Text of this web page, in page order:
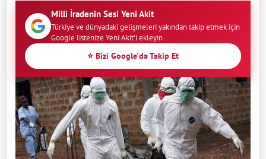
Milli İradenin Sesi Yeni Akit
Türkiye ve dünyadaki gelişmeleri yakından takip etmek için
Google listenize Yeni Akit'i ekleyin.
⭐ Bizi Google'da Takip Et